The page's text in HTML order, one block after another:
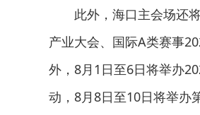
此外，海口主会场还
产业大会、国际A类赛事
外，8月1日至6日将举办
动，8月8日至10日将举办